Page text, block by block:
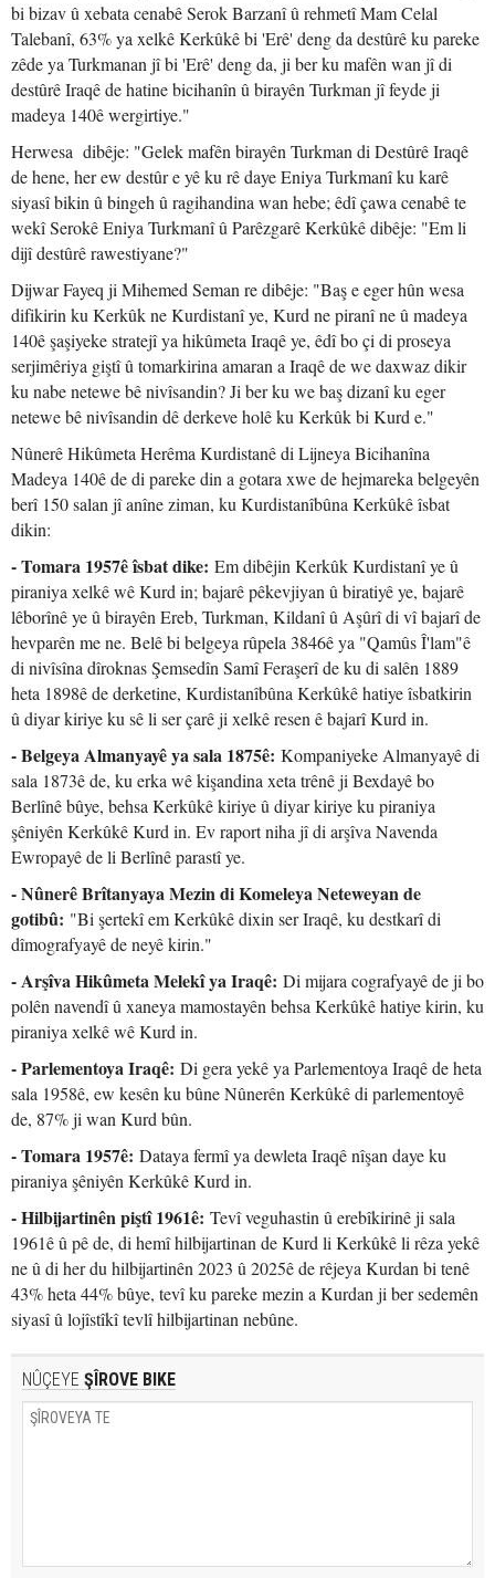
bi bizav û xebata cenabê Serok Barzanî û rehmetî Mam Celal
Talebanî, 63% ya xelkê Kerkûkê bi 'Erê' deng da destûrê ku pareke
zêde ya Turkmanan jî bi 'Erê' deng da, ji ber ku mafên wan jî di
destûrê Iraqê de hatine bicihanîn û birayên Turkman jî feyde ji
madeya 140ê wergirtiye."
Herwesa dibêje: "Gelek mafên birayên Turkman di Destûrê Iraqê
de hene, her ew destûr e yê ku rê daye Eniya Turkmanî ku karê
siyasî bikin û bingeh û ragihandina wan hebe; êdî çawa cenabê te
wekî Serokê Eniya Turkmanî û Parêzgarê Kerkûkê dibêje: "Em li
dijî destûrê rawestiyane?"
Dijwar Fayeq ji Mihemed Seman re dibêje: "Baş e eger hûn wesa
difikirin ku Kerkûk ne Kurdistanî ye, Kurd ne piranî ne û madeya
140ê şaşiyeke stratejî ya hikûmeta Iraqê ye, êdî bo çi di proseya
serjimêriya giştî û tomarkirina amaran a Iraqê de we daxwaz dikir
ku nabe netewe bê nivîsandin? Ji ber ku we baş dizanî ku eger
netewe bê nivîsandin dê derkeve holê ku Kerkûk bi Kurd e."
Nûnerê Hikûmeta Herêma Kurdistanê di Lijneya Bicihanîna
Madeya 140ê de di pareke din a gotara xwe de hejmareka belgeyên
berî 150 salan jî anîne ziman, ku Kurdistanîbûna Kerkûkê îsbat
dikin:
- Tomara 1957ê îsbat dike: Em dibêjin Kerkûk Kurdistanî ye û
piraniya xelkê wê Kurd in; bajarê pêkevjiyan û biratiyê ye, bajarê
lêborînê ye û birayên Ereb, Turkman, Kildanî û Aşûrî di vî bajarî de
hevparên me ne. Belê bi belgeya rûpela 3846ê ya "Qamûs Î'lam"ê
di nivîsîna dîroknas Şemsedîn Samî Feraşerî de ku di salên 1889
heta 1898ê de derketine, Kurdistanîbûna Kerkûkê hatiye îsbatkirin
û diyar kiriye ku sê li ser çarê ji xelkê resen ê bajarî Kurd in.
- Belgeya Almanyayê ya sala 1875ê: Kompaniyeke Almanyayê di
sala 1873ê de, ku erka wê kişandina xeta trênê ji Bexdayê bo
Berlînê bûye, behsa Kerkûkê kiriye û diyar kiriye ku piraniya
şêniyên Kerkûkê Kurd in. Ev raport niha jî di arşîva Navenda
Ewropayê de li Berlînê parastî ye.
- Nûnerê Brîtanyaya Mezin di Komeleya Neteweyan de
gotibû: "Bi şertekî em Kerkûkê dixin ser Iraqê, ku destkarî di
dîmografyayê de neyê kirin."
- Arşîva Hikûmeta Melekî ya Iraqê: Di mijara cografyayê de ji bo
polên navendî û xaneya mamostayên behsa Kerkûkê hatiye kirin, ku
piraniya xelkê wê Kurd in.
- Parlementoya Iraqê: Di gera yekê ya Parlementoya Iraqê de heta
sala 1958ê, ew kesên ku bûne Nûnerên Kerkûkê di parlementoyê
de, 87% ji wan Kurd bûn.
- Tomara 1957ê: Dataya fermî ya dewleta Iraqê nîşan daye ku
piraniya şêniyên Kerkûkê Kurd in.
- Hilbijartinên piştî 1961ê: Tevî veguhastin û erebîkirinê ji sala
1961ê û pê de, di hemî hilbijartinan de Kurd li Kerkûkê li rêza yekê
ne û di her du hilbijartinên 2023 û 2025ê de rêjeya Kurdan bi tenê
43% heta 44% bûye, tevî ku pareke mezin a Kurdan ji ber sedemên
siyasî û lojîstîkî tevlî hilbijartinan nebûne.
NÛÇEYE ŞÎROVE BIKE